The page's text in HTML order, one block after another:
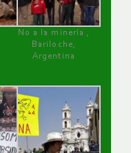
No a la minería ,
Bariloche,
Argentina